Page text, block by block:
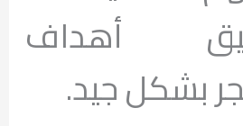
أهداف
بشكل جيد.